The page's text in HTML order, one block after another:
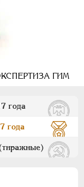
ГИМ
года
года